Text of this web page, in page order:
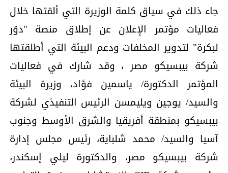
جاء ذلك في سياق كلمة الوزيرة التي ألقتها خلال
فعاليات مؤتمر الإعلان عن إطلاق منصة "دوّر
لبكرة" لتدوير المخلفات ودعم البيئة التي أطلقتها
شركة بيبسيكو مصر ، وقد شارك في فعاليات
المؤتمر الدكتورة/ ياسمين فؤاد، وزيرة البيئة
والسيد/ يوجين ويليمسن الرئيس التنفيذي لشركة
بيبسيكو بمنطقة أفريقيا والشرق الأوسط وجنوب
آسيا والسيد/ محمد شلباية، رئيس مجلس إدارة
شركة بيبسيكو مصر، والدكتورة ليلي إسكندر،